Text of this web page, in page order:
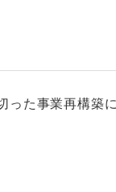
た事業再構築